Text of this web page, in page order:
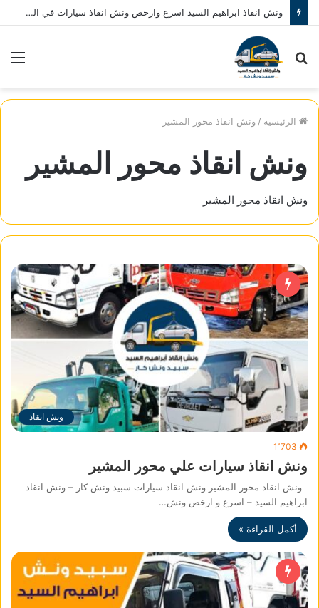
ونش انقاذ ابراهيم السيد اسرع وارخص ونش انقاذ سيارات في المنصورة نصلك في خلال 10 دقائق بحد اقصي اتصل بنا الان 01080793999
بحث
الرئيسية / ونش انقاذ محور المشير
ونش انقاذ محور المشير
ونش انقاذ محور المشير
ونش انقاذ
1٬703
ونش انقاذ سيارات علي محور المشير
ونش انقاذ محور المشير ونش انقاذ سيارات سبيد ونش كار – ونش انقاذ
ابراهيم السيد – اسرع و ارخص ونش…
أكمل القراءة »